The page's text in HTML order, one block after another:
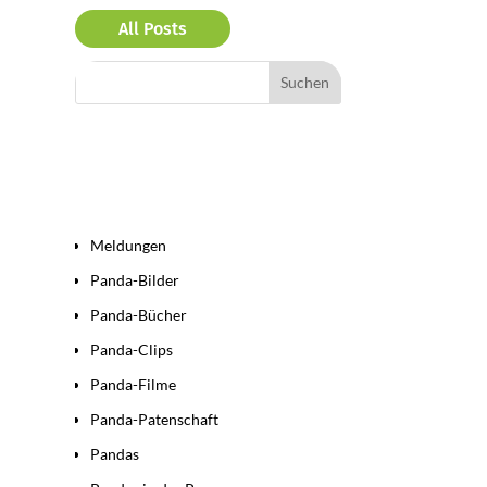
All Posts
Meldungen
Panda-Bilder
Panda-Bücher
Panda-Clips
Panda-Filme
Panda-Patenschaft
Pandas